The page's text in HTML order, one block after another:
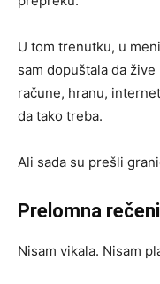
U tom trenutku, u
sam dopuštala da
račune, hranu,
da tako treba.
Ali sada su prešli
Prelomna
Nisam vikala. Nisam